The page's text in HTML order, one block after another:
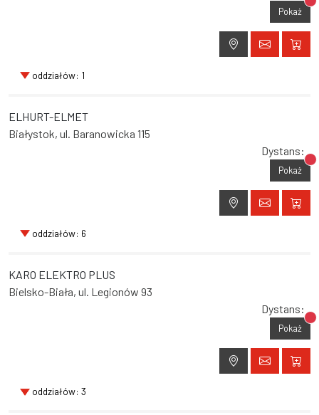
Pokaż
oddziałów: 1
ELHURT-ELMET
Białystok, ul. Baranowicka 115
Dystans:
Pokaż
oddziałów: 6
KARO ELEKTRO PLUS
Bielsko-Biała, ul. Legionów 93
Dystans:
Pokaż
oddziałów: 3